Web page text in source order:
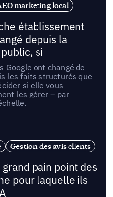
marketing local
établissement
depuis la
si
Google ont changé de
les faits structurés que
si elle vous
les gérer – par
Gestion des avis clients
pain point des
pour laquelle ils